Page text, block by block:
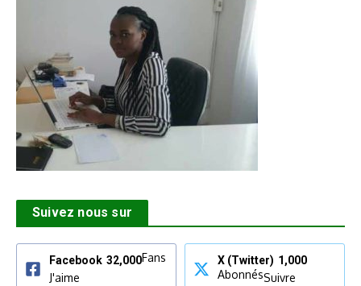
Suivez nous sur
Facebook 32,000Fans
J'aime
X (Twitter) 1,000
AbonnésSuivre